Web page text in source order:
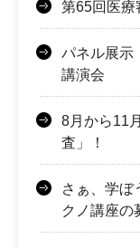
第65回医
パネル展示
講演会
8月から11
査」！
さぁ、学ぼ
クノ講座の